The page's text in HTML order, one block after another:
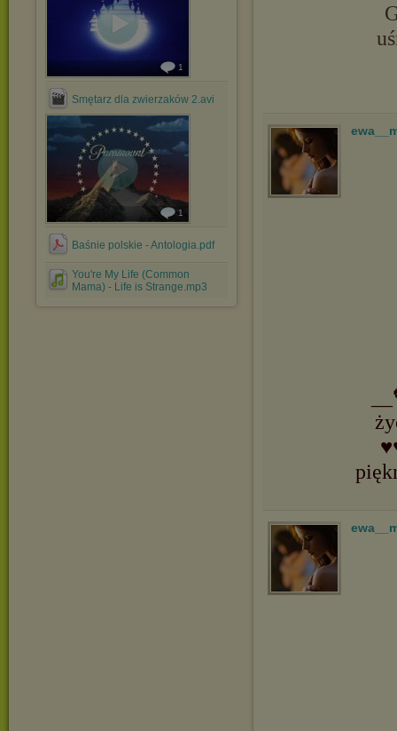
1
Smętarz dla zwierzaków 2.avi
1
Baśnie polskie - Antologia.pdf
You're My Life (Common
Mama) - Life is Strange.mp3